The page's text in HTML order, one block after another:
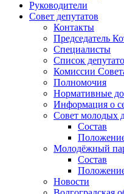
Руководители
Совет депутатов
Контакты
Председатель
Специалисты
Список
Комиссии
Полномочия
Нормативные
Информация о
Совет молодых
Состав
Молодёжный
Состав
Новости